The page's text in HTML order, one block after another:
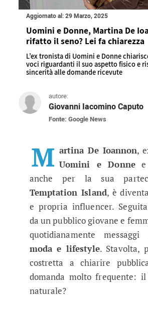
Aggiornato al: 29 Marzo, 2025
Uomini e Donne, Martina De
rifatto il seno? Lei fa chiarezza
L’ex tronista di Uomini e Donne
voci riguardanti il suo aspetto fisico e
sincerità alle domande ricevute
autore:
Giovanni Iacomino Caputo
Fonte: Google News
Uomini e Donne,
M artina De Ioannon,
Uomini e Donnee
anche per la sua
Temptation Island, è
e propria influencer.
da un pubblico giovane e
quotidianamente
moda e lifestyle. Stavolta,
costretta a chiarire
domanda molto frequente: il
naturale?